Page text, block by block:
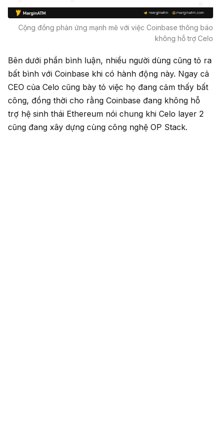
Cộng đồng phản ứng mạnh mẽ với việc Coinbase thông báo
không hỗ trợ Celo
Bên dưới phần bình luận, nhiều người dùng cũng tỏ ra
bất bình với Coinbase khi có hành động này. Ngay cả
CEO của Celo cũng bày tỏ việc họ đang cảm thấy bất
công, đồng thời cho rằng Coinbase đang không hỗ
trợ hệ sinh thái Ethereum nói chung khi Celo layer 2
cũng đang xây dựng cùng công nghệ OP Stack.